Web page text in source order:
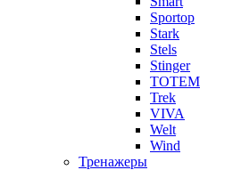
Sportop
Stark
Stels
Stinger
TOTEM
Trek
VIVA
Welt
Wind
Тренажеры